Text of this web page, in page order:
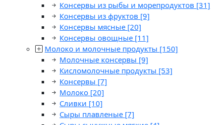
Консервы из рыбы и морепродуктов [31]
Консервы из фруктов [9]
Консервы мясные [20]
Консервы овощные [11]
Молоко и молочные продукты [150]
Молочные консервы [9]
Кисломолочные продукты [53]
Консервы [7]
Молоко [20]
Сливки [10]
Сыры плавленые [7]